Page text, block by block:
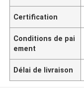
Certification
Conditions de pai
ement
Délai de livraison